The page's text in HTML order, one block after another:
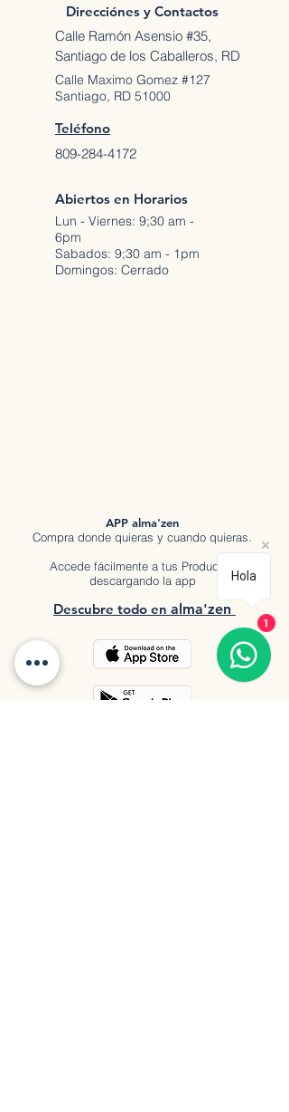
Direcciónes y Contactos
Calle Ramón Asensio #35,
Santiago de los Caballeros, RD
Calle Maximo Gomez #127
Santiago, RD 51000
Teléfono
809-284-4172
Abiertos en Horarios
Lun - Viernes: 9;30 am -
6pm
Sabados: 9;30 am - 1pm
Domingos: Cerrado
APP alma'zen
Compra donde quieras y cuando quieras.
Accede fácilmente a tus Productos
descargando la app
Descubre todo en a lma'zen
Hola
1